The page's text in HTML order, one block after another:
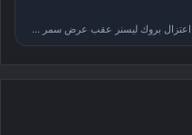
جون سينا يوجه رسالة مؤثرة بعد اعتزال بروك ليسنر عقب عرض سمر سلام